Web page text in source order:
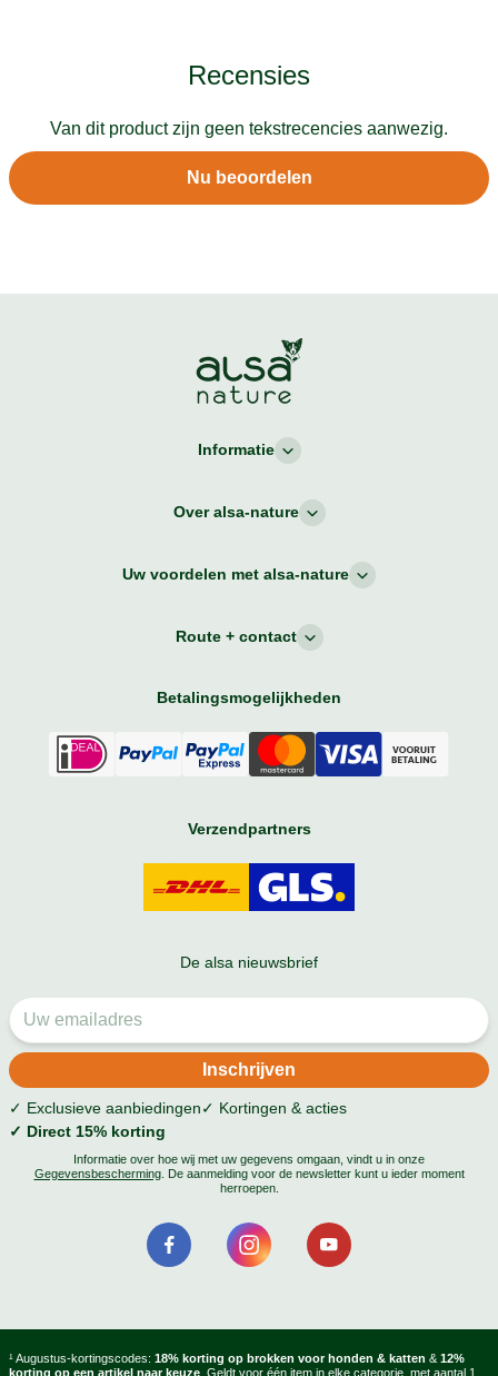
Recensies
Van dit product zijn geen tekstrecencies aanwezig.
Nu beoordelen
Informatie
Over alsa-nature
Uw voordelen met alsa-nature
Route + contact
Betalingsmogelijkheden
Verzendpartners
De alsa nieuwsbrief
✓ Exclusieve aanbiedingen✓ Kortingen & acties
✓ Direct 15% korting
Informatie over hoe wij met uw gegevens omgaan, vindt u in onze
Gegevensbescherming. De aanmelding voor de newsletter kunt u ieder moment
herroepen.
¹ Augustus-kortingscodes: 18% korting op brokken voor honden & katten & 12%
korting op een artikel naar keuze . Geldt voor één item in elke categorie, met aantal 1.